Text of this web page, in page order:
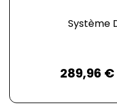
Système
289,96 €